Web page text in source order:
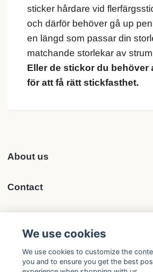
sticker hårdare vid
och därför behöver gå up
en längd som passar din
matchande storlekar av
Eller de stickor du behöver
för att få rätt stickfasthet.
About us
Contact
Social media
We use cookies
We use cookies to customize the
you and to ensure you get the best